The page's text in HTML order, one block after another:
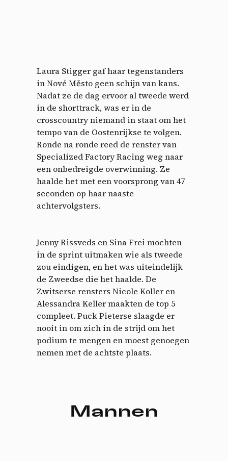
Laura Stigger gaf haar tegenstanders
in Nové Město geen schijn van kans.
Nadat ze de dag ervoor al tweede werd
in de shorttrack, was er in de
crosscountry niemand in staat om het
tempo van de Oostenrijkse te volgen.
Ronde na ronde reed de renster van
Specialized Factory Racing weg naar
een onbedreigde overwinning. Ze
haalde het met een voorsprong van 47
seconden op haar naaste
achtervolgsters.
Jenny Rissveds en Sina Frei mochten
in de sprint uitmaken wie als tweede
zou eindigen, en het was uiteindelijk
de Zweedse die het haalde. De
Zwitserse rensters Nicole Koller en
Alessandra Keller maakten de top 5
compleet. Puck Pieterse slaagde er
nooit in om zich in de strijd om het
podium te mengen en moest genoegen
nemen met de achtste plaats.
Mannen